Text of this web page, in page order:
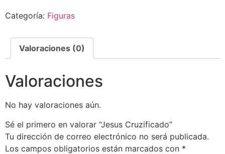
Categoría: Figuras
Valoraciones (0)
Valoraciones
No hay valoraciones aún.
Sé el primero en valorar “Jesus Cruzificado”
Tu dirección de correo electrónico no será publicada.
Los campos obligatorios están marcados con *